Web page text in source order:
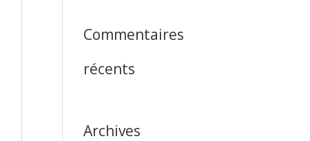
Commentaires
récents
Archives